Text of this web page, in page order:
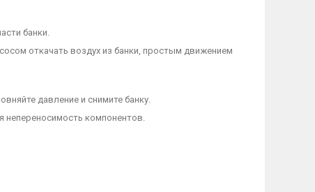
банки.
откачать воздух из банки, простым движением
давление и снимите банку.
непереносимость компонентов.